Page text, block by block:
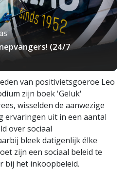
(24/7
van positivietsgoeroe Leo
zijn boek 'Geluk'
wisselden de aanwezige
ervaringen uit in een aantal
over sociaal
bleek datigenlijk élke
zijn een sociaal beleid te
bij het inkoopbeleid.